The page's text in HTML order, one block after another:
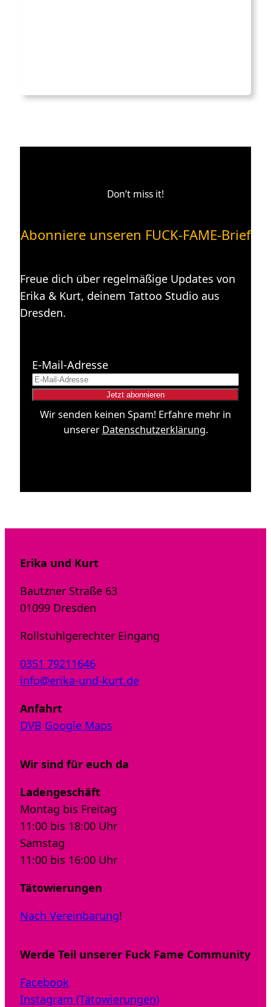
Don’t miss it!
Abonniere unseren FUCK-FAME-Brief
Freue dich über regelmäßige Updates von
Erika & Kurt, deinem Tattoo Studio aus
Dresden.
E-Mail-Adresse
Wir senden keinen Spam! Erfahre mehr in
unserer Datenschutzerklärung.
Erika und Kurt
Bautzner Straße 63
01099 Dresden
Rollstuhlgerechter Eingang
0351 79211646
info@erika-und-kurt.de
Anfahrt
DVB Google Maps
Wir sind für euch da
Ladengeschäft
Montag bis Freitag
11:00 bis 18:00 Uhr
Samstag
11:00 bis 16:00 Uhr
Tätowierungen
Nach Vereinbarung!
Werde Teil unserer Fuck Fame Community
Facebook
Instagram (Tätowierungen)